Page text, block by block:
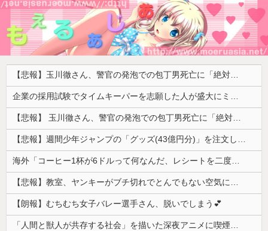
【悲報】玉川徹さん、警官の発泡での包丁男死亡に「絶対に死刑にならない罪なのに警察が死刑にした！」 → 元警官のマジレスがコチラ → ………
企業の採用試験でタイムキーパーを志願した人が盛大にミス、グループは険悪になりタイムアップとなったが……
【悲報】 玉川徹さん、警官の発泡での包丁男死亡に「絶対に死刑にならない罪なのに警察が死刑にした！」 → 元警官のマジレスがコチラ → ………
【悲報】週間少年ジャンプの「グッズ(43億円分)」を注文し全てキャンセルした女逮捕ｗｗｗｗｗｗｗｗ
海外「コーヒー1杯が6ドルって何なんだ、レシートを二度見した」値上げで買うのをやめたもの…
【悲報】教室、ヤンキーがブチ切れでとんでもない空気になるｗｗｗｗ
【朗報】むちむち女子バレー選手さん、脱いでしまう💕
「人間と獣人が共存する社会」を描いた深夜アニメに喫煙、違法薬物の連想シーンも…視聴者批判でBPO議論